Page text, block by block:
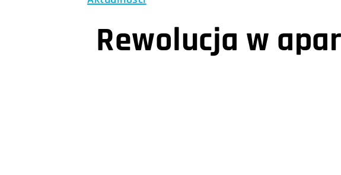
Rewolucja w